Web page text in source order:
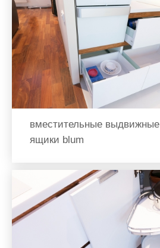
вместительные выдвижные
ящики blum